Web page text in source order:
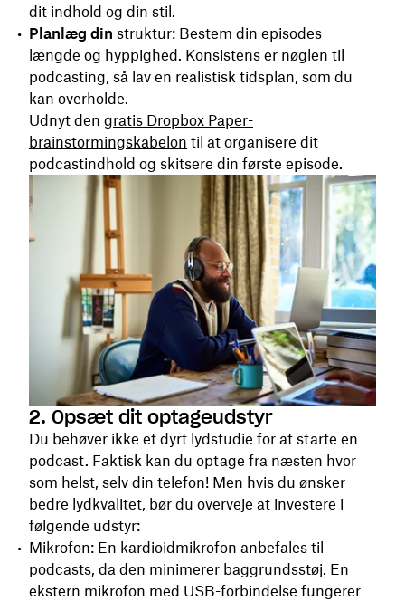
dit indhold og din stil.
Planlæg din struktur: Bestem din episodes
længde og hyppighed. Konsistens er nøglen til
podcasting, så lav en realistisk tidsplan, som du
kan overholde.
Udnyt den gratis Dropbox Paper-
brainstormingskabelon til at organisere dit
podcastindhold og skitsere din første episode.
2. Opsæt dit optageudstyr
Du behøver ikke et dyrt lydstudie for at starte en
podcast. Faktisk kan du optage fra næsten hvor
som helst, selv din telefon! Men hvis du ønsker
bedre lydkvalitet, bør du overveje at investere i
følgende udstyr:
Mikrofon: En kardioidmikrofon anbefales til
podcasts, da den minimerer baggrundsstøj. En
ekstern mikrofon med USB-forbindelse fungerer